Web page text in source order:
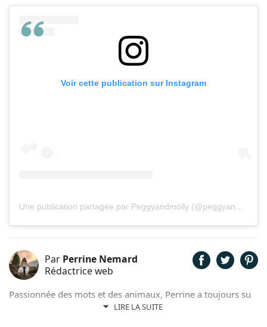
Voir cette publication sur Instagram
Une publication partagée par Peggyandmolly (@peggyandmolly)
Par Perrine Nemard
Rédactrice web
LIRE LA SUITE
Passionnée des mots et des animaux, Perrine a toujours su
qu'elle était destinée à travailler en lien avec ces derniers.